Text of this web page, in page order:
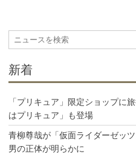
シ
ョ
新着
「プリキュア」限定ショップに
はプリキュア」も登場
青柳尊哉が「仮面ライダーゼッ
男の正体が明らかに